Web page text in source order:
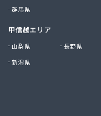
中央セントラルガス株
町田屋商店出光興産大
津吹商店
津田商店
田邊工業株式会社 佐
田邊工業株式会社 足
群馬県
甲信越エリア
山梨県
長野県
新潟県